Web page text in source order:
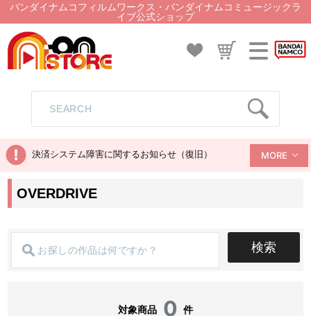
バンダイナムコフィルムワークス・バンダイナムコミュージックラ
イブ公式ショップ
決済システム障害に関するお知らせ（復旧） MORE
OVERDRIVE
検索
対象商品 0 件